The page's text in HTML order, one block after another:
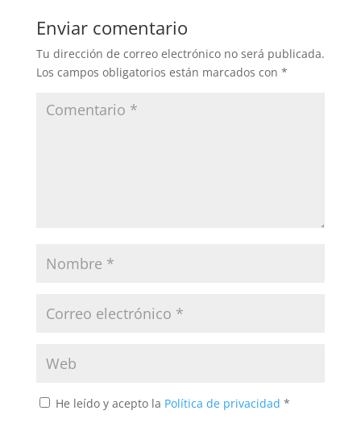
b
o
o
dI
n
ar
tir
Enviar comentario
Tu dirección de correo electrónico no será publicada.
Los campos obligatorios están marcados con *
He leído y acepto la Política de privacidad *